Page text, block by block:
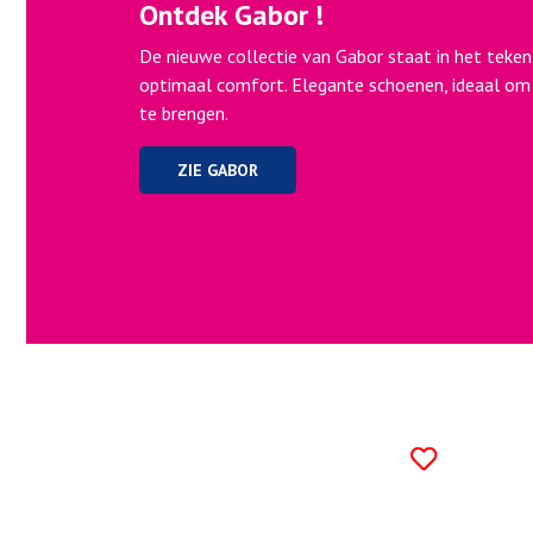
Ontdek Gabor !
De nieuwe collectie van Gabor staat in het
optimaal comfort. Elegante schoenen, ideaal
te brengen.
ZIE GABOR